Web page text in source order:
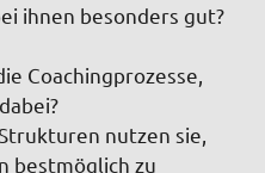
ihnen besonders gut?
Coachingprozesse,
nutzen sie,
bestmöglich zu